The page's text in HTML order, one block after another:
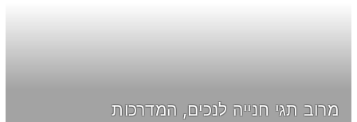
מרוב תגי חנייה לנכים, המדרכות